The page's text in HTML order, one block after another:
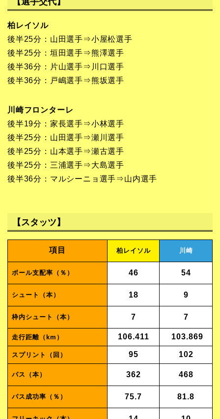
柏レイソル
後半25分：山田選手⇒小屋松選手
後半25分：垣田選手⇒熊澤選手
後半36分：片山選手⇒川口選手
後半36分：戸嶋選手⇒熊坂選手
川崎フロンターレ
後半19分：家長選手⇒小林選手
後半25分：山田選手⇒瀬川選手
後半25分：山本選手⇒瀬古選手
後半25分：三浦選手⇒大島選手
後半36分：マルシーニョ選手⇒山内選手
【スタッツ】
項目 柏レイソル 川崎
ボール支配率（％） 46 54
シュート（本） 18 9
枠内シュート（本） 7 7
走行距離（km） 106.411 103.869
スプリント（回） 95 102
パス（本） 362 468
パス成功率（％） 75.7 81.8